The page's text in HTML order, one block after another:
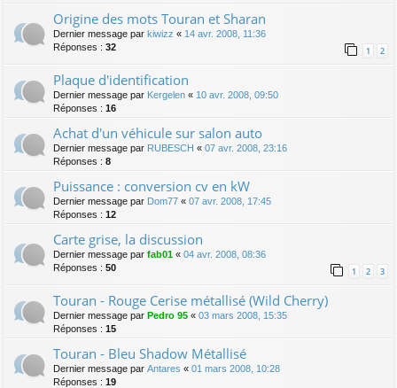
Origine des mots Touran et Sharan
Dernier message par kiwizz « 14 avr. 2008, 11:36
Réponses : 32 1 2
Plaque d'identification
Dernier message par Kergelen « 10 avr. 2008, 09:50
Réponses : 16
Achat d'un véhicule sur salon auto
Dernier message par RUBESCH « 07 avr. 2008, 23:16
Réponses : 8
Puissance : conversion cv en kW
Dernier message par Dom77 « 07 avr. 2008, 17:45
Réponses : 12
Carte grise, la discussion
Dernier message par fab01 « 04 avr. 2008, 08:36
Réponses : 50 1 2 3
Touran - Rouge Cerise métallisé (Wild Cherry)
Dernier message par Pedro 95 « 03 mars 2008, 15:35
Réponses : 15
Touran - Bleu Shadow Métallisé
Dernier message par Antares « 01 mars 2008, 10:28
Réponses : 19